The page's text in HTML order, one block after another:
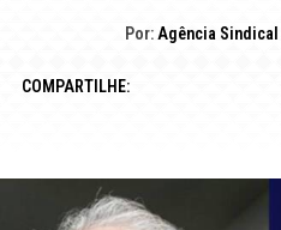
Por: Agência Sindical
COMPARTILHE: